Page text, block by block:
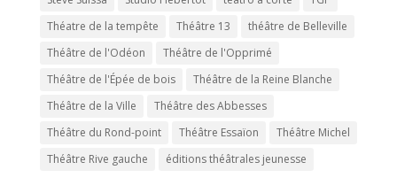
Théatre de la tempête
Théâtre 13
théâtre de Belleville
Théâtre de l'Odéon
Théâtre de l'Opprimé
Théâtre de l'Épée de bois
Théâtre de la Reine Blanche
Théâtre de la Ville
Théâtre des Abbesses
Théâtre du Rond-point
Théâtre Essaïon
Théâtre Michel
Théâtre Rive gauche
éditions théâtrales jeunesse